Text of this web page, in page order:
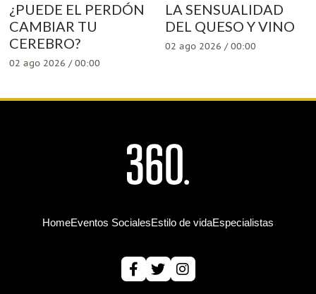
¿PUEDE EL PERDÓN
CAMBIAR TU
CEREBRO?
02 ago 2026 / 00:00
LA SENSUALIDAD
DEL QUESO Y VINO
02 ago 2026 / 00:00
HomeEventos SocialesEstilo de vidaEspecialistas